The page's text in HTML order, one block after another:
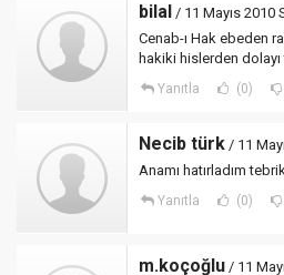
bilal / 11 Mayıs 2010
Cenab-ı Hak ebeden
hakiki hislerden
Yanıtla (0)
Necib türk / 11
Anamı hatırladım
Yanıtla (0)
m.koçoğlu / 11